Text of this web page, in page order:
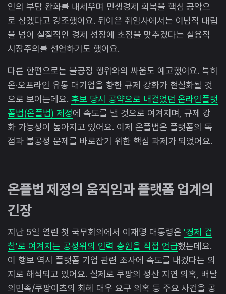
인의 부담 완화를 내세우며 민생경제 회복을 핵심 공약으
로 삼겠다고 강조했어요. 뒤이은 취임사에서는 이념적 대립
을 넘어 실질적인 경제 성장에 초점을 맞추겠다는 실용적
시장주의를 선언하기도 했어요.
다른 한편으로는 불공정 행위와의 싸움도 예고했어요. 특히
온·오프라인 유통 대기업을 향한 규제 강화가 현실화될 것
으로 보이는데요. 후보 당시 공약으로 내걸었던 온라인플랫
폼법(온플법) 제정에 속도를 낼 것으로 여겨지며, 규제 강
화 가능성이 높아지고 있어요. 이제 온플법은 플랫폼의 독
점과 불공정 문제를 바로잡기 위한 핵심 과제가 되었어요.
온플법 제정의 움직임과 플랫폼 업계의
긴장
지난 5일 열린 첫 국무회의에서 이재명 대통령은 '경제 검
찰'로 여겨지는 공정위의 인력 충원을 직접 언급했는데요.
이 행보 역시 플랫폼 기업 관련 조사에 속도를 내겠다는 의
지로 해석되고 있어요. 실제로 쿠팡의 정산 지연 의혹, 배달
의민족/쿠팡이츠의 최혜 대우 요구 의혹 등 주요 사건을 공